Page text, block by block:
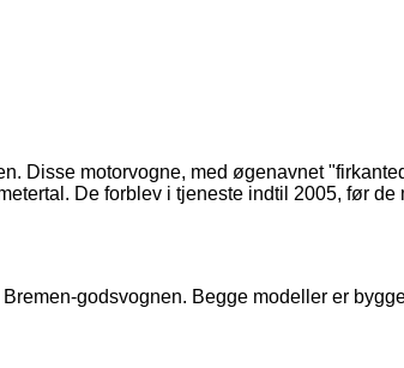
Disse motorvogne, med øgenavnet
De forblev i tjeneste indtil 2005, før de
godsvognen. Begge modeller er